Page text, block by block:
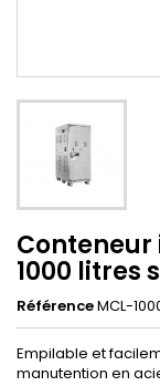
1000 litres
RéférenceMCL-
Empilable et
manutention en